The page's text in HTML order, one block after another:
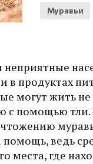
Муравьи
в продуктах
могут жить
с помощью тли.
ведь
места, где